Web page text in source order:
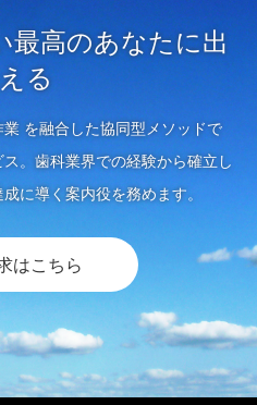
最高のあなたに出
る
を融合した協同型メソッドで
。歯科業界での経験から確立し
に導く案内役を務めます。
はこちら